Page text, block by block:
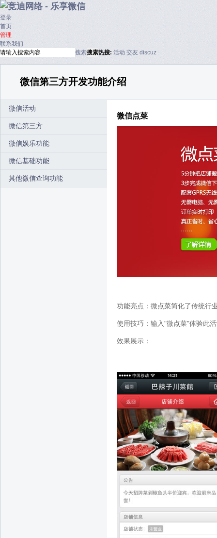
登录
首页
管理
联系我们
搜索搜索热搜: 活动 交友 discuz
微信第三方开发功能介绍
微信活动
微信第三方
微信娱乐功能
微信基础功能
其他微信查询功能
微信点菜
功能亮点： 微点菜简化了传统行
使用技巧： 输入"微点菜"体验此
效果展示：